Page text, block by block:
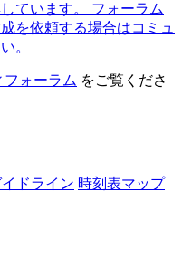
ています。
フォーラム
を依頼する場合はコミュ
。
フォーラム をご覧くださ
ドライン 時刻表マップ